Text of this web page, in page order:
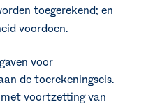
toegerekend; en
voordoen.
voor
de toerekeningseis.
voortzetting van